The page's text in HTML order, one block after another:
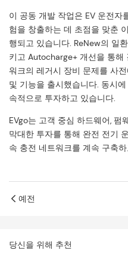
이 공동 개발 작업은 EV 운전자
험을 창출하는 데 초점을 맞춘
행되고 있습니다. ReNew의 일
키고 Autocharge+ 개선을 통해
워크의 레거시 장비 문제를 사
및 기능을 출시했습니다. 동시
속적으로 투자하고 있습니다.
EVgo는 고객 중심 하드웨어,
막대한 투자를 통해 완전 전기
속 충전 네트워크를 계속 구축
예전
당신을 위해 추천